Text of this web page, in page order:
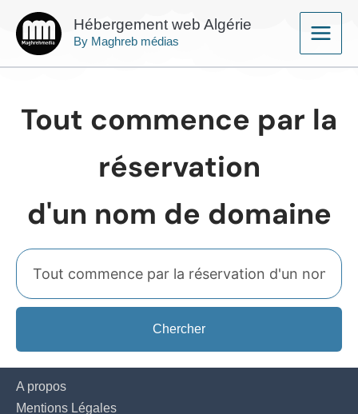
contenu
Hébergement web Algérie
By Maghreb médias
Main
Menu
Tout commence par la
réservation
d'un nom de domaine
Chercher
A propos
Mentions Légales